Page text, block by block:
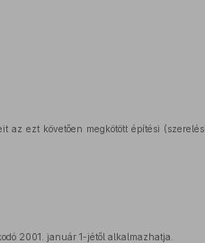
ezt követően megkötött építési (szerelési,
2001. január 1-jétől alkalmazhatja.